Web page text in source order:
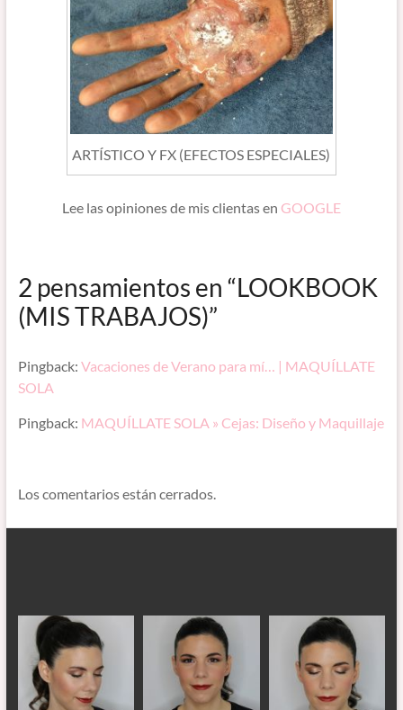
ARTÍSTICO Y FX (EFECTOS ESPECIALES)
Lee las opiniones de mis clientas en GOOGLE
2 pensamientos en “LOOKBOOK
(MIS TRABAJOS)”
Pingback: Vacaciones de Verano para mí… | MAQUÍLLATE
SOLA
Pingback: MAQUÍLLATE SOLA » Cejas: Diseño y Maquillaje
Los comentarios están cerrados.